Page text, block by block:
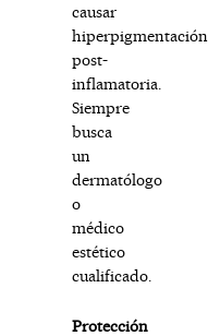
causar
hiperpigmentación
post-
inflamatoria.
Siempre
busca
un
dermatólogo
o
médico
estético
cualificado.
Protección